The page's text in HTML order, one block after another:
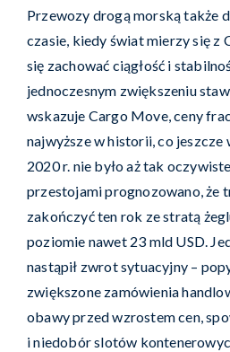
Przewozy drogą morskątakże
czasie, kiedy świat mierzy się z
się zachować ciągłość i
jednoczesnym zwiększeniu
wskazuje Cargo Move, ceny
najwyższe w historii, co jeszcze
2020 r. nie było aż tak
przestojami prognozowano, że
zakończyć ten rok ze stratą
poziomie nawet 23 mld USD.
nastąpił zwrot sytuacyjny –
zwiększone zamówienia
obawy przed wzrostem cen,
i niedobór slotów